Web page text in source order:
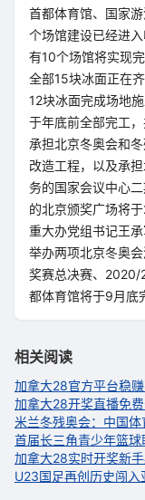
首都体育馆、国家
个场馆建设已经进
有10个场馆将实现
全部15块冰面正在
12块冰面完成场地
于年底前全部完工
承担北京冬奥会和
改造工程，以及承
务的国家会议中心
的北京颁奖广场将
重大办党组书记王
举办两项北京冬奥
奖赛总决赛、2020/
都体育馆将于9月底
相关阅读
加拿大28官方平台稳
加拿大28开奖直播免
米兰冬残奥会：中国
首届长三角青少年篮
加拿大28实时开奖新
U23国足再创历史闯入